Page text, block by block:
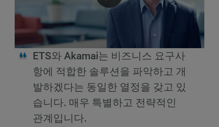
ETS와 Akamai는 비즈니스 요구사
항에 적합한 솔루션을 파악하고 개
발하겠다는 동일한 열정을 갖고 있
습니다. 매우 특별하고 전략적인
관계입니다.